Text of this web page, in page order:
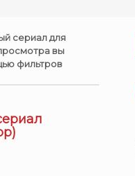
сериал для
вы
фильтров